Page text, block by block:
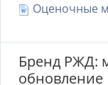
Оценочные
Бренд РЖД:
обновление